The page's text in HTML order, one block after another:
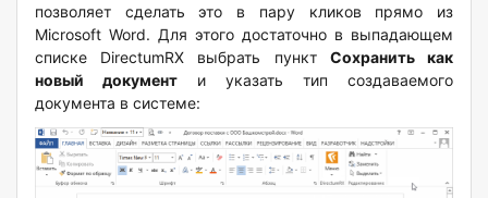
позволяет сделать это в пару кликов прямо из
Microsoft Word. Для этого достаточно в выпадающем
списке DirectumRX выбрать пункт Сохранить как
новый документ и указать тип создаваемого
документа в системе: